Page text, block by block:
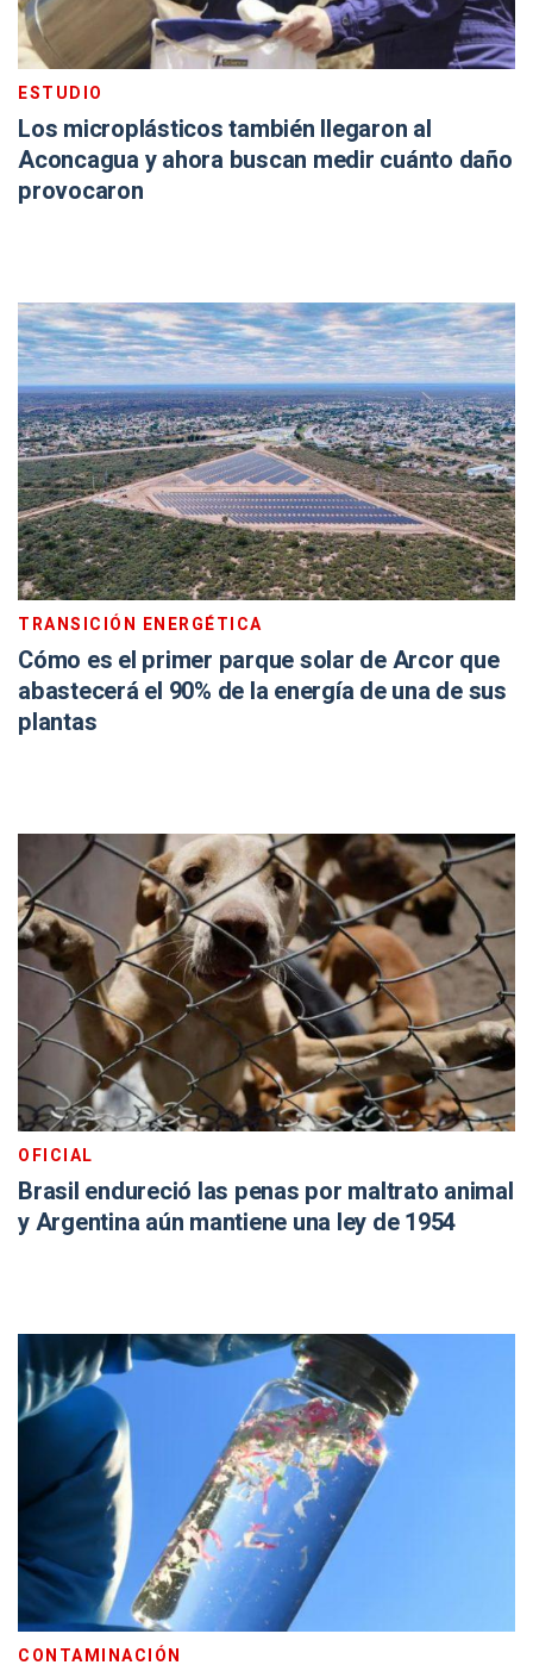
ESTUDIO
Los microplásticos también llegaron al
Aconcagua y ahora buscan medir cuánto daño
provocaron
TRANSICIÓN ENERGÉTICA
Cómo es el primer parque solar de Arcor que
abastecerá el 90% de la energía de una de sus
plantas
OFICIAL
Brasil endureció las penas por maltrato animal
y Argentina aún mantiene una ley de 1954
CONTAMINACIÓN